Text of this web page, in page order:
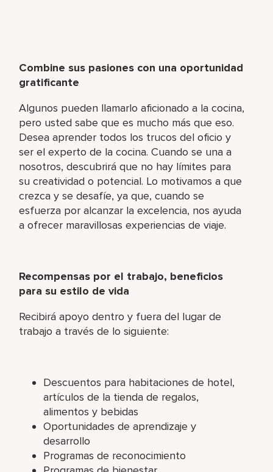
Combine sus pasiones con una oportunidad
gratificante
Algunos pueden llamarlo aficionado a la cocina,
pero usted sabe que es mucho más que eso.
Desea aprender todos los trucos del oficio y
ser el experto de la cocina. Cuando se una a
nosotros, descubrirá que no hay límites para
su creatividad o potencial. Lo motivamos a que
crezca y se desafíe, ya que, cuando se
esfuerza por alcanzar la excelencia, nos ayuda
a ofrecer maravillosas experiencias de viaje.
Recompensas por el trabajo, beneficios
para su estilo de vida
Recibirá apoyo dentro y fuera del lugar de
trabajo a través de lo siguiente:
Descuentos para habitaciones de hotel,
artículos de la tienda de regalos,
alimentos y bebidas
Oportunidades de aprendizaje y
desarrollo
Programas de reconocimiento